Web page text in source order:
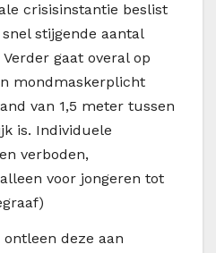
crisisinstantie beslist
stijgende aantal
gaat overal op
mondmaskerplicht
van 1,5 meter tussen
is. Individuele
verboden,
voor jongeren tot
deze aan